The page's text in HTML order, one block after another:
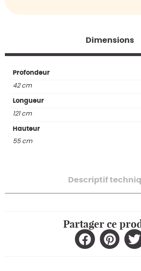
Dimensions
Descriptif
Profondeur
42 cm
Longueur
121 cm
Hauteur
55 cm
Partager ce